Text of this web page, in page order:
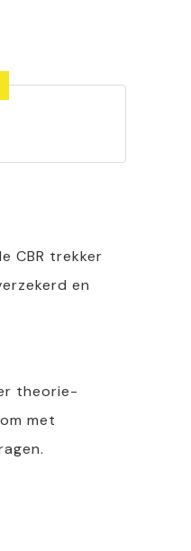
CBR trekker
en
theorie-
met